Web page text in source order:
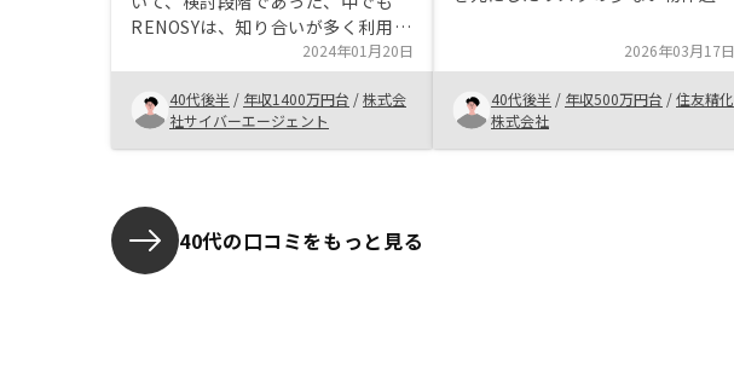
RENOSYは、知り合いが多く利用し
ていたのもあって話しを聞いてみた
が、 セールス担当の方の説明が丁
寧で、かつ具体的だったので安心し
た頼れると思った。 プランも複数
あるので検討しやすい。先の長い投
追加、売却の検討もしやすそうなの
も良い。
2024年01月20日
40代後半 / 年収1400万円台 /株式会
社サイバーエージェント
補修管理などをしっかりと管理して
くれる体制があるので、安心でき良
いと感じました。ネット上で、リノ
シーと顧客が進捗を確認できるよ
う、契約後のTODOリストと、進捗
2026年03月17日
40代後半 / 年収500万円台 /住友精化
株式会社
40代の口コミをもっと見る